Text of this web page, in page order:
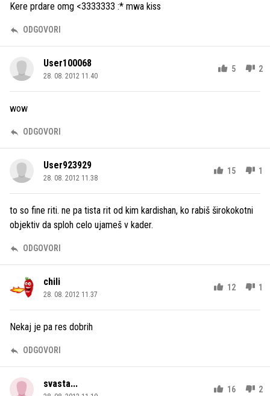
Kere prdare omg <3333333 :* mwa kiss
ODGOVORI
User100068
28. 08. 2012 11.40
5 2
wow
ODGOVORI
User923929
28. 08. 2012 11.38
15 1
to so fine riti. ne pa tista rit od kim kardishan, ko rabiš širokokotni
objektiv da sploh celo ujameš v kader.
ODGOVORI
chili
28. 08. 2012 11.37
12 1
Nekaj je pa res dobrih
ODGOVORI
svasta... 16 2